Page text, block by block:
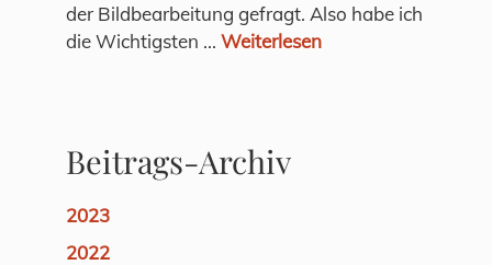
der Bildbearbeitung gefragt. Also habe ich
die Wichtigsten ... Weiterlesen
Beitrags-Archiv
2023
2022